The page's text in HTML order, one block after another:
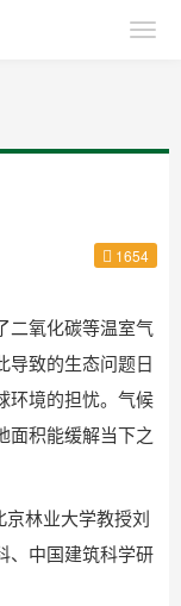
1654
二氧化碳等温室气
导致的生态问题日
环境的担忧。气候
面积能缓解当下之
京林业大学教授刘
、中国建筑科学研